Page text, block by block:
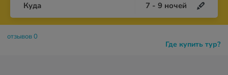
Куда 7 - 9 ночей
Где купить тур?
отзывов 0